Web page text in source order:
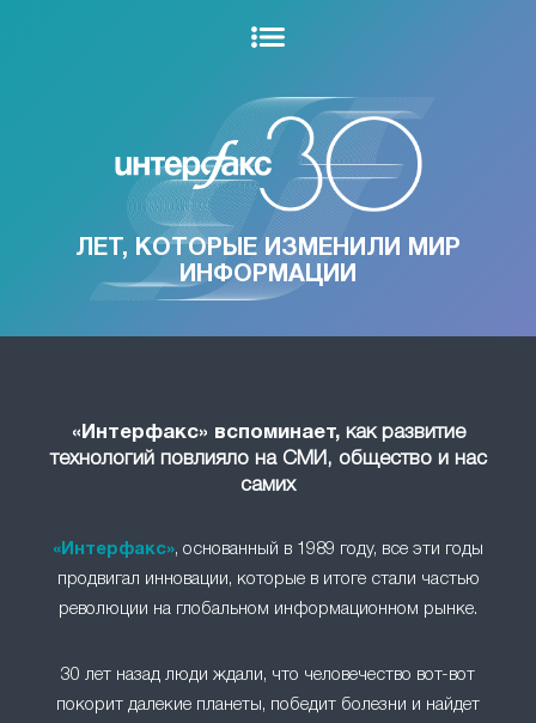
ЛЕТ, КОТОРЫЕ ИЗМЕНИЛИ МИР
ИНФОРМАЦИИ
«Интерфакс» вспоминает,как развитие
технологий повлияло на СМИ, общество и нас
самих
«Интерфакс», основанный в 1989 году, все эти годы
продвигал инновации, которые в итоге стали частью
революции на глобальном информационном рынке.
30 лет назад люди ждали, что человечество вот-вот
покорит далекие планеты, победит болезни и найдет